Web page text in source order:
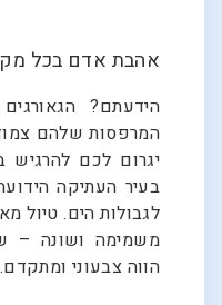
אהבת אדם בכל
הידעתם?
המרפסות שלהם
יגרום לכם להרגיש
בעיר העתיקה
לגבולות הים. טיול
משמימה ושונה –
הווה צבעוני ומתקדם.